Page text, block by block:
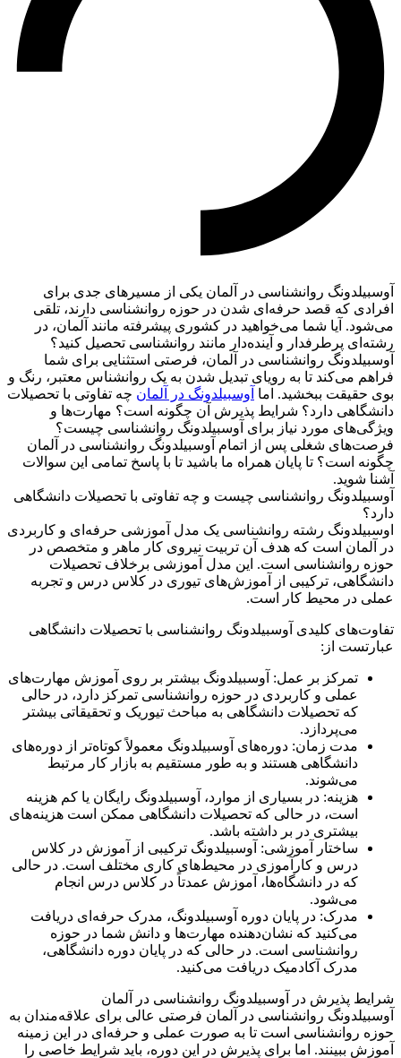
آوسبیلدونگ روانشناسی در آلمان یکی از مسیرهای جدی برای
افرادی که قصد حرفه‌ای شدن در حوزه روانشناسی دارند، تلقی
می‌شود. آیا شما می‌خواهید در کشوری پیشرفته مانند آلمان، در
رشته‌ای پرطرفدار و آینده‌دار مانند روانشناسی تحصیل کنید؟
آوسبیلدونگ روانشناسی در آلمان، فرصتی استثنایی برای شما
فراهم می‌کند تا به رویای تبدیل شدن به یک روانشناس معتبر، رنگ و
بوی حقیقت ببخشید. اما آوسبیلدونگ در آلمان چه تفاوتی با تحصیلات
دانشگاهی دارد؟ شرایط پذیرش آن چگونه است؟ مهارت‌ها و
ویژگی‌های مورد نیاز برای آوسبیلدونگ روانشناسی چیست؟
فرصت‌های شغلی پس از اتمام آوسبیلدونگ روانشناسی در آلمان
چگونه است؟ تا پایان همراه ما باشید تا با پاسخ تمامی این سوالات
آشنا شوید.
آوسبیلدونگ روانشناسی چیست و چه تفاوتی با تحصیلات دانشگاهی
دارد؟
اوسبیلدونگ رشته روانشناسی یک مدل آموزشی حرفه‌ای و کاربردی
در آلمان است که هدف آن تربیت نیروی کار ماهر و متخصص در
حوزه روانشناسی است. این مدل آموزشی برخلاف تحصیلات
دانشگاهی، ترکیبی از آموزش‌های تیوری در کلاس درس و تجربه
عملی در محیط کار است.
تفاوت‌های کلیدی آوسبیلدونگ روانشناسی با تحصیلات دانشگاهی
عبارتست از:
تمرکز بر عمل: آوسبیلدونگ بیشتر بر روی آموزش مهارت‌های
عملی و کاربردی در حوزه روانشناسی تمرکز دارد، در حالی
که تحصیلات دانشگاهی به مباحث تیوریک و تحقیقاتی بیشتر
می‌پردازد.
مدت زمان: دوره‌های آوسبیلدونگ معمولاً کوتاه‌تر از دوره‌های
دانشگاهی هستند و به طور مستقیم به بازار کار مرتبط
می‌شوند.
هزینه: در بسیاری از موارد، آوسبیلدونگ رایگان یا کم هزینه
است، در حالی که تحصیلات دانشگاهی ممکن است هزینه‌های
بیشتری در بر داشته باشد.
ساختار آموزشی: آوسبیلدونگ ترکیبی از آموزش در کلاس
درس و کارآموزی در محیط‌های کاری مختلف است. در حالی
که در دانشگاه‌ها، آموزش عمدتاً در کلاس درس انجام
می‌شود.
مدرک: در پایان دوره آوسبیلدونگ، مدرک حرفه‌ای دریافت
می‌کنید که نشان‌دهنده مهارت‌ها و دانش شما در حوزه
روانشناسی است. در حالی که در پایان دوره دانشگاهی،
مدرک آکادمیک دریافت می‌کنید.
شرایط پذیرش در آوسبیلدونگ روانشناسی در آلمان
آوسبیلدونگ روانشناسی در آلمان فرصتی عالی برای علاقه‌مندان به
حوزه روانشناسی است تا به صورت عملی و حرفه‌ای در این زمینه
آموزش ببینند. اما برای پذیرش در این دوره، باید شرایط خاصی را